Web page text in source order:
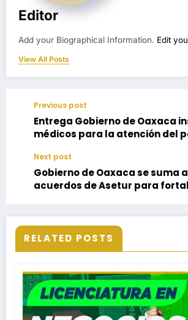
Editor
Add your Biographical Information. Edit
View All Posts
Previous post
Entrega Gobierno de Oaxaca
médicos para la atención del
Next post
Gobierno de Oaxaca se suma
acuerdos de Asetur para
RELATED POSTS